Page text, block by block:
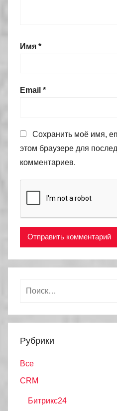
Имя *
Email *
Сохранить моё имя,
этом браузере для
комментариев.
Найти:
Рубрики
Все
CRM
Битрикс24